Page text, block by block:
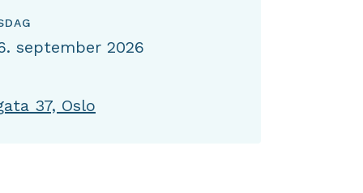
september 2026
37, Oslo